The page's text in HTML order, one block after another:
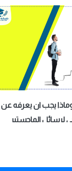
يجب ان يعرفه عن
لرسائل الماجستير